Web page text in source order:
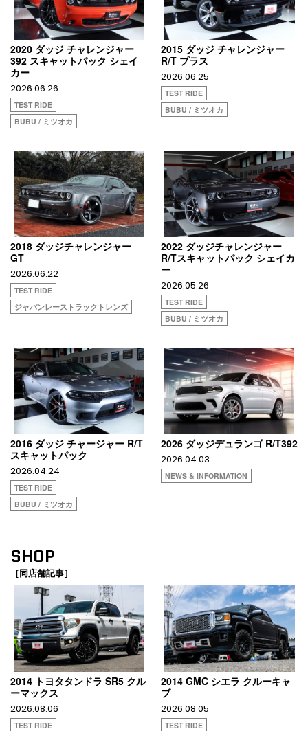
2020 ダッジ チャレンジャー
392 スキャットパック シェイ
カー
2026.06.26
TEST RIDE
BUBU / ミツオカ
2015 ダッジ チャレンジャー
R/T プラス
2026.06.25
TEST RIDE
BUBU / ミツオカ
2018 ダッジチャレンジャー
GT
2026.06.22
TEST RIDE
ジャパンレーストラックトレンズ
2022 ダッジチャレンジャー
R/Tスキャットパック シェイカ
ー
2026.05.26
TEST RIDE
BUBU / ミツオカ
2016 ダッジ チャージャー R/T
スキャットパック
2026.04.24
TEST RIDE
BUBU / ミツオカ
2026 ダッジデュランゴ R/T392
2026.04.03
NEWS & INFORMATION
SHOP
［同店舗記事］
2014 トヨタタンドラ SR5 クル
ーマックス
2026.08.06
TEST RIDE
2014 GMC シエラ クルーキャ
ブ
2026.08.05
TEST RIDE